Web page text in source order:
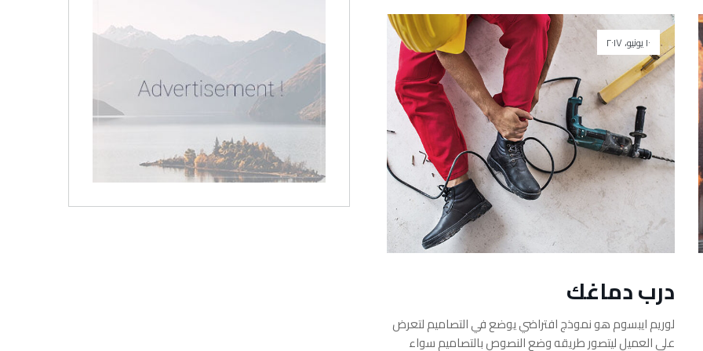
درب دماغك
١٠ يونيو، ٢٠١٧
لوريم ايبسوم هو نموذج افتراضي يوضع في التصاميم لتعرض
على العميل ليتصور طريقه وضع النصوص بالتصاميم سواء